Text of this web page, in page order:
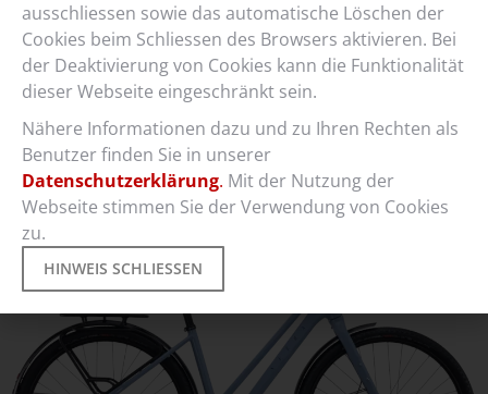
Vento
Das puristische Alltagsvelo
ausschliessen sowie das automatische Löschen der
Cookies beim Schliessen des Browsers aktivieren. Bei
der Deaktivierung von Cookies kann die Funktionalität
dieser Webseite eingeschränkt sein.
Nähere Informationen dazu und zu Ihren Rechten als
Benutzer finden Sie in unserer
Datenschutzerklärung. Mit der Nutzung der
Webseite stimmen Sie der Verwendung von Cookies
zu.
HINWEIS SCHLIESSEN